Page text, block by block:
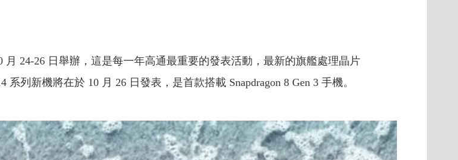
24-26 日舉辦，這是每一年高通最重要的發表活動，最新的旗艦處理晶片
列新機將在於 10 月 26 日發表，是首款搭載 Snapdragon 8 Gen 3 手機。